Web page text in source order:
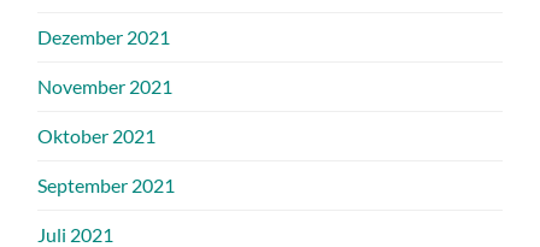
Dezember 2021
November 2021
Oktober 2021
September 2021
Juli 2021